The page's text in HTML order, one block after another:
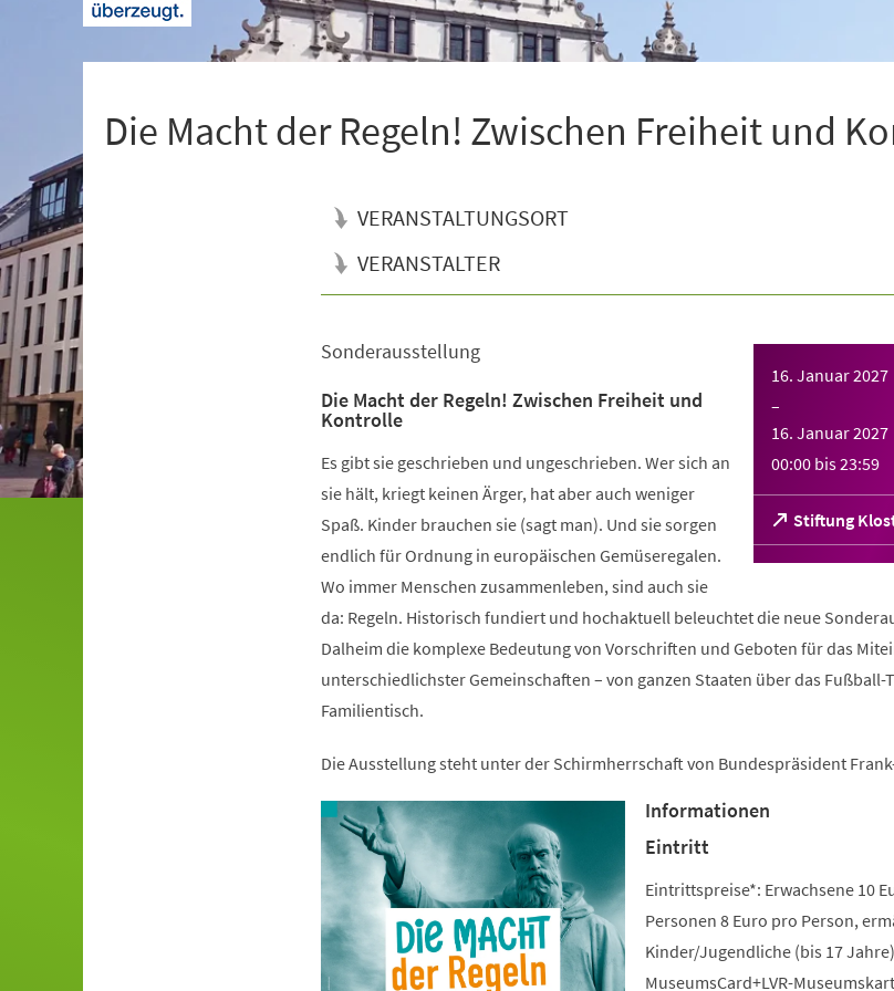
Die Macht der Regeln! Zwischen Freiheit und
VERANSTALTUNGSORT
VERANSTALTER
16. Januar 2027
–
16. Januar 2027
00:00 bis23:59
Stiftung
(Öffnet
in
einem
Sonderausstellung
Die Macht der Regeln! Zwischen Freiheit und
Kontrolle
Es gibt sie geschrieben und ungeschrieben. Wer sich an
sie hält, kriegt keinen Ärger, hat aber auch weniger
Spaß. Kinder brauchen sie (sagt man). Und sie sorgen
endlich für Ordnung in europäischen Gemüseregalen.
Wo immer Menschen zusammenleben, sind auch sie
da: Regeln. Historisch fundiert und hochaktuell beleuchtet die neue
Dalheim die komplexe Bedeutung von Vorschriften und Geboten für das
unterschiedlichster Gemeinschaften – von ganzen Staaten über das Fußball-
Familientisch.
Die Ausstellung steht unter der Schirmherrschaft von Bundespräsident
Informationen
Eintritt
Eintrittspreise*: Erwachsene 10
Personen 8 Euro pro Person,
Kinder/Jugendliche (bis 17
MuseumsCard+LVR-